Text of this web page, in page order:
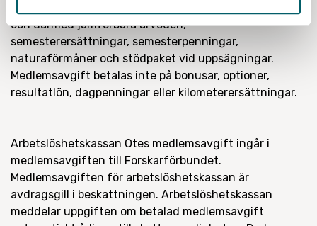
och därmed jämförbara arvoden,
semesterersättningar, semesterpenningar,
naturaförmåner och stödpaket vid uppsägningar.
Medlemsavgift betalas inte på bonusar, optioner,
resultatlön, dagpenningar eller kilometerersättningar.
Arbetslöshetskassan Otes medlemsavgift ingår i
medlemsavgiften till Forskarförbundet.
Medlemsavgiften för arbetslöshetskassan är
avdragsgill i beskattningen. Arbetslöshetskassan
meddelar uppgiften om betalad medlemsavgift